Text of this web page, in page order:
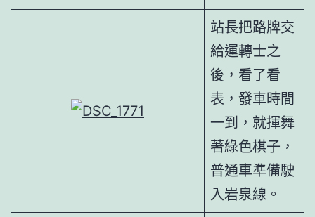
站長把路牌交
給運轉士之
後，看了看
表，發車時間
一到，就揮舞
著綠色棋子，
普通車準備駛
入岩泉線。